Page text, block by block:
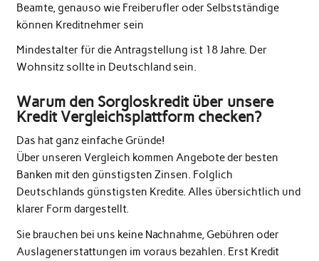
Beamte, genauso wie Freiberufler oder Selbstständige
können Kreditnehmer sein
Mindestalter für die Antragstellung ist 18 Jahre. Der
Wohnsitz sollte in Deutschland sein.
Warum den Sorgloskredit über unsere
Kredit Vergleichsplattform checken?
Das hat ganz einfache Gründe!
Über unseren Vergleich kommen Angebote der besten
Banken mit den günstigsten Zinsen. Folglich
Deutschlands günstigsten Kredite. Alles übersichtlich und
klarer Form dargestellt.
Sie brauchen bei uns keine Nachnahme, Gebühren oder
Auslagenerstattungen im voraus bezahlen. Erst Kredit